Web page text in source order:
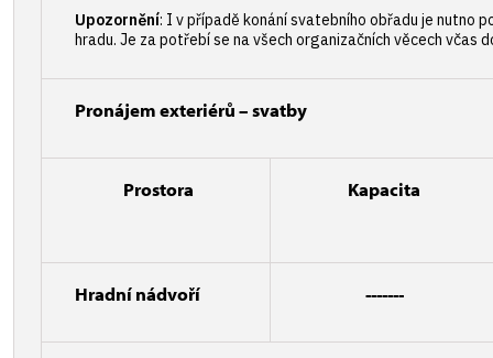
Upozornění: I v případě konání svatebního obřadu je nutno
hradu. Je za potřebí se na všech organizačních věcech včas
Pronájem exteriérů – svatby
Prostora Kapacita
Hradní nádvoří -------